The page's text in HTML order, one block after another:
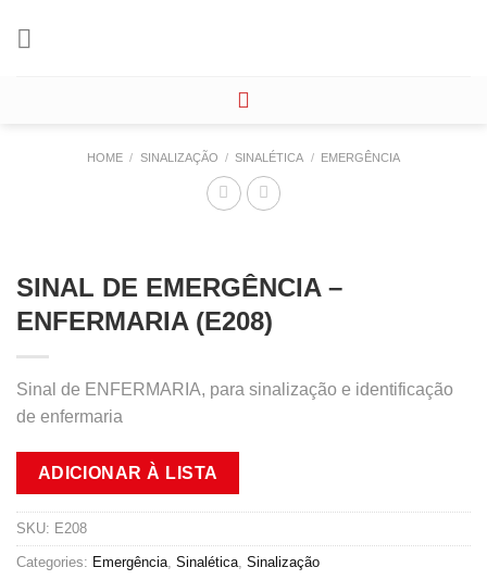
HOME / SINALIZAÇÃO / SINALÉTICA / EMERGÊNCIA
SINAL DE EMERGÊNCIA –
ENFERMARIA (E208)
Sinal de ENFERMARIA, para sinalização e identificação
de enfermaria
ADICIONAR À LISTA
SKU: E208
Categories: Emergência Sinalética Sinalização